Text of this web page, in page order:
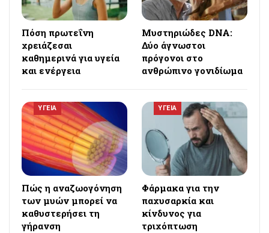
Πόση πρωτεΐνη
χρειάζεσαι
καθημερινά για υγεία
και ενέργεια
Μυστηριώδες DNA:
Δύο άγνωστοι
πρόγονοι στο
ανθρώπινο γονιδίωμα
ΥΓΕΙΑ
Πώς η αναζωογόνηση
των μυών μπορεί να
καθυστερήσει τη
γήρανση
ΥΓΕΙΑ
Φάρμακα για την
παχυσαρκία και
κίνδυνος για
τριχόπτωση